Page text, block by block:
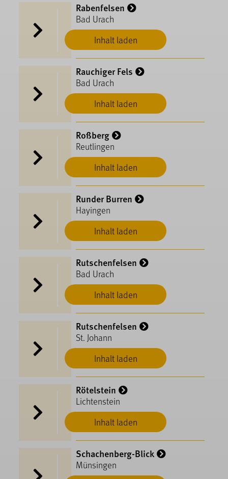
Inhalt laden
Rabenfelsen
Bad Urach
Inhalt laden
Rauchiger Fels
Bad Urach
Inhalt laden
Roßberg
Reutlingen
Inhalt laden
Runder Burren
Hayingen
Inhalt laden
Rutschenfelsen
Bad Urach
Inhalt laden
Rutschenfelsen
St. Johann
Inhalt laden
Rötelstein
Lichtenstein
Schachenberg-Blick
Münsingen